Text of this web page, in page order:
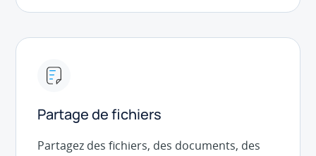
Partage de fichiers
Partagez des fichiers, des documents, des